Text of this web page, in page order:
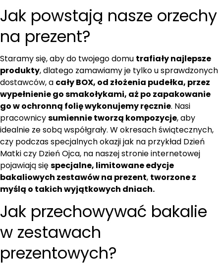
Jak powstają nasze orzechy
na prezent?
Staramy się, aby do twojego domu trafiały najlepsze
produkty, dlatego zamawiamy je tylko u sprawdzonych
dostawców, a cały BOX, od złożenia pudełka, przez
wypełnienie go smakołykami, aż po zapakowanie
go w ochronną folię wykonujemy ręcznie. Nasi
pracownicysumiennie tworzą kompozycje, aby
idealnie ze sobą współgrały. W okresach świątecznych,
czy podczas specjalnych okazji jak na przykład Dzień
Matki czy Dzień Ojca, na naszej stronie internetowej
pojawiają sięspecjalne, limitowane edycje
bakaliowych zestawów na prezent, tworzone z
myślą o takich wyjątkowych dniach.
Jak przechowywać bakalie
w zestawach
prezentowych?